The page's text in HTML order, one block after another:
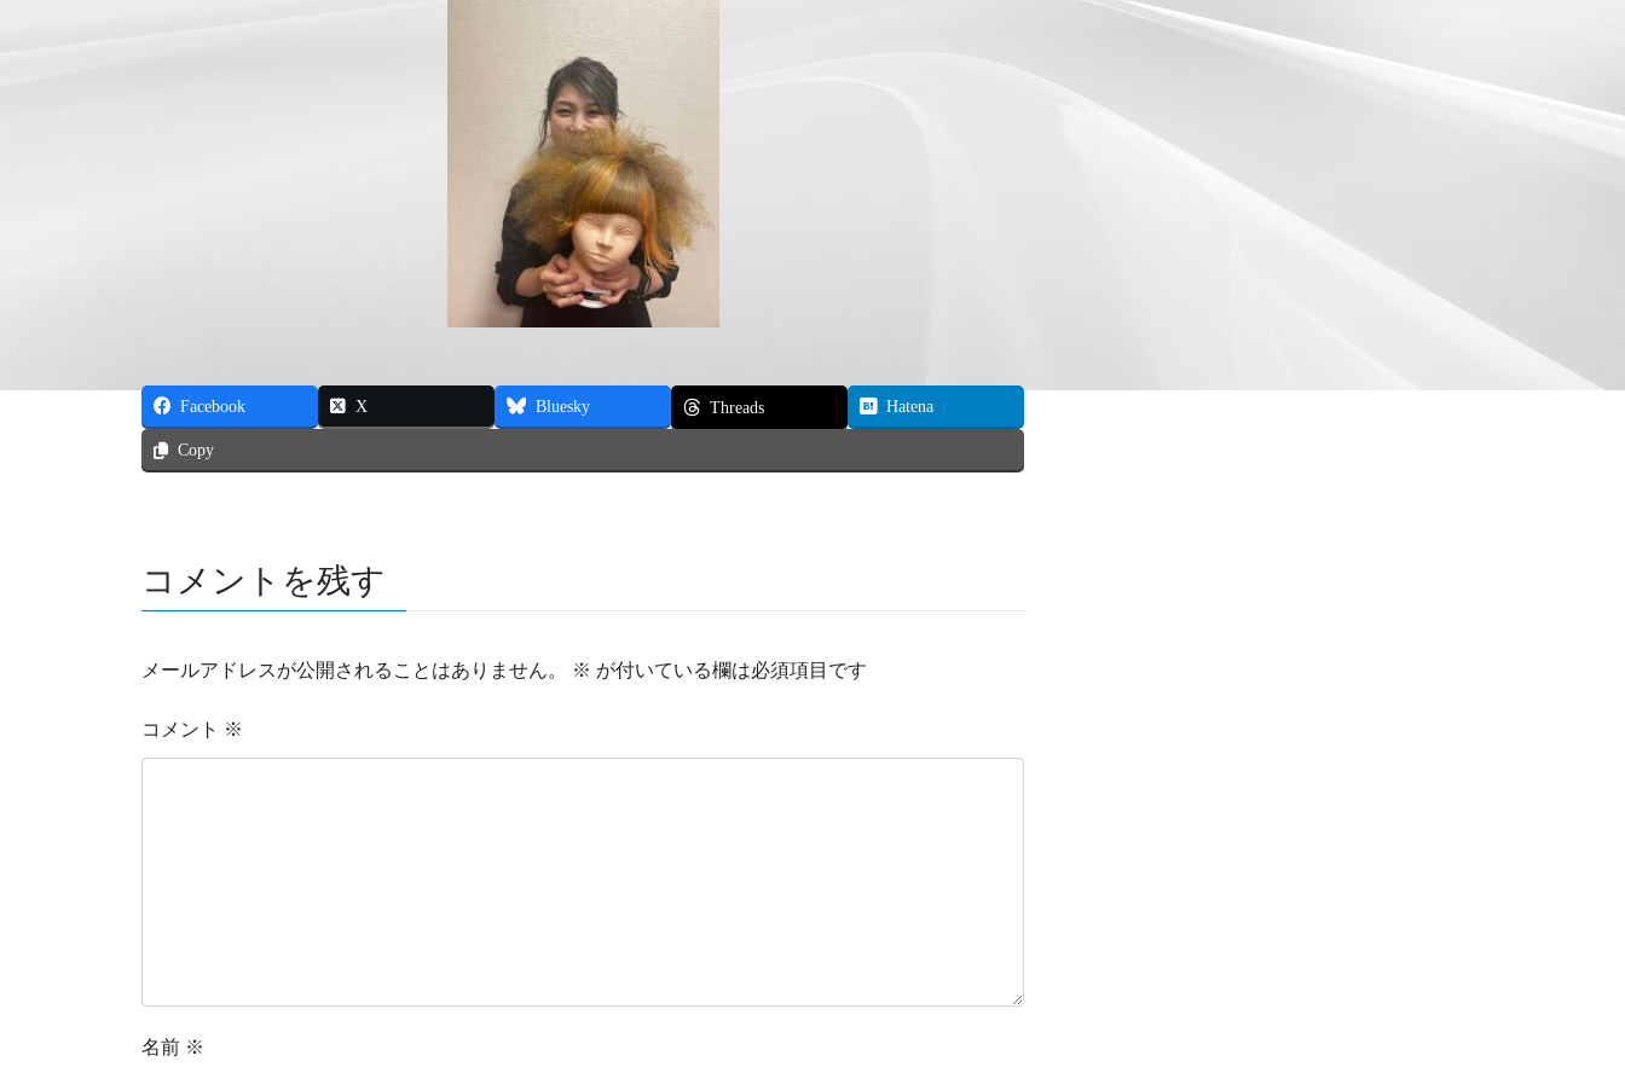
Facebook X Bluesky Threads Hatena
Copy
コメントを残す
メールアドレスが公開されることはありません。 ※ が付いている欄は必須項目です
コメント ※
名前 ※